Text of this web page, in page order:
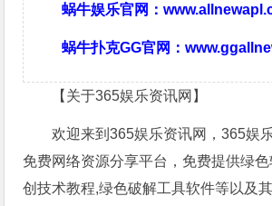
蜗牛娱乐官网：
蜗牛扑克GG官网：
【关于365娱乐资讯网】
欢迎来到365娱乐资讯网，365娱
免费网络资源分享平台，免费提供绿
创技术教程,绿色破解工具软件等以及